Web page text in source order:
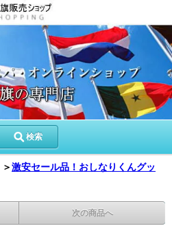
検索
＞激安セール品！おしなりくんグッ
次の商品へ